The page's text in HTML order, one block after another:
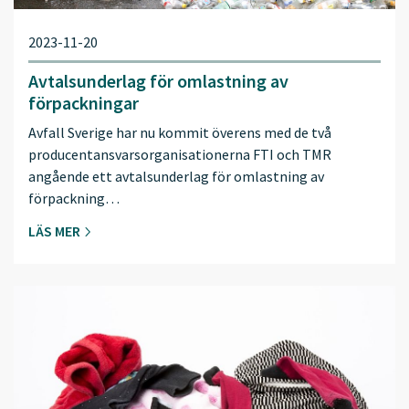
2023-11-20
Avtalsunderlag för omlastning av
förpackningar
Avfall Sverige har nu kommit överens med de två
producentansvarsorganisationerna FTI och TMR
angående ett avtalsunderlag för omlastning av
förpackning…
LÄS MER